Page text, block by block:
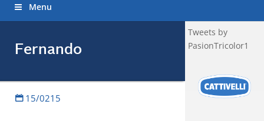
Menu
Fernando
15/0215
Tweets by
PasionTricolor1